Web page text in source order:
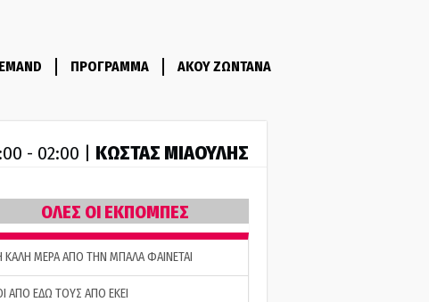
ΠΡΟΓΡΑΜΜΑ ΑΚΟΥ ΖΩΝΤΑΝΑ
- 02:00 | ΚΩΣΤΑΣ ΜΙΑΟΥΛΗΣ
ΟΛΕΣ ΟΙ ΕΚΠΟΜΠΕΣ
ΚΑΛΗ ΜΕΡΑ ΑΠΟ ΤΗΝ ΜΠΑΛΑ ΦΑΙΝΕΤΑΙ
ΑΠΟ ΕΔΩ ΤΟΥΣ ΑΠΟ ΕΚΕΙ